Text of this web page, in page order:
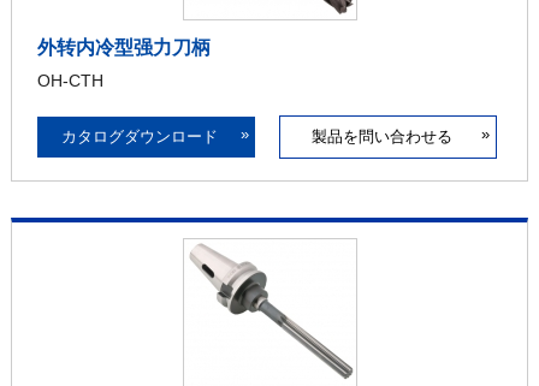
外转内冷型强力刀柄
OH-CTH
カタログダウンロード » 製品を問い合わせる »